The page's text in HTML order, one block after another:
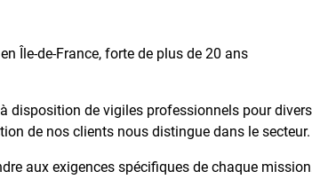
Île-de-France, forte de plus de 20 ans
disposition de vigiles professionnels pour divers
de nos clients nous distingue dans le secteur.
aux exigences spécifiques de chaque